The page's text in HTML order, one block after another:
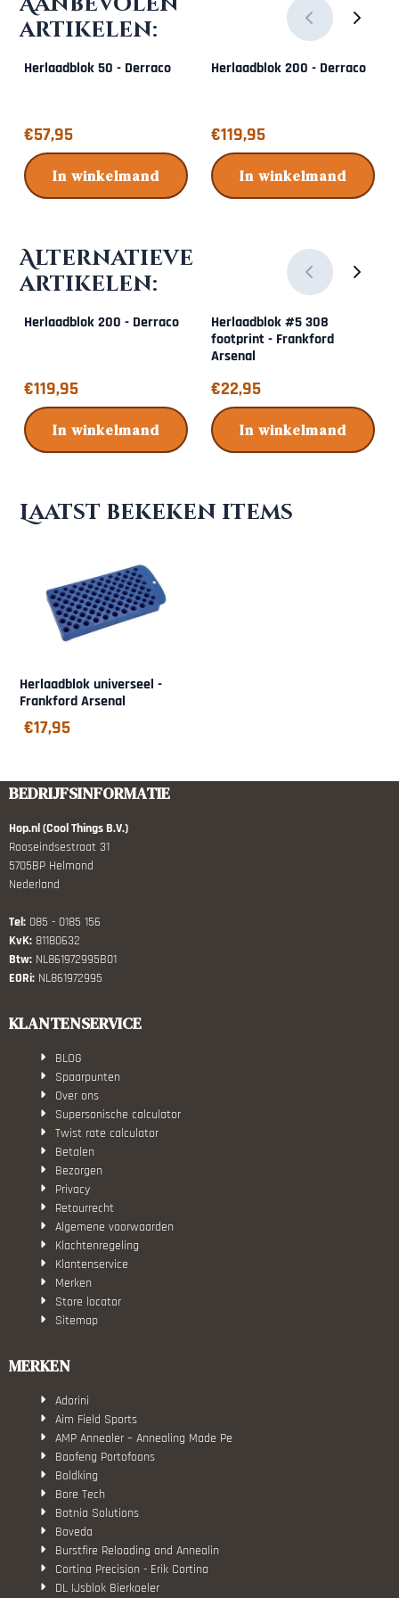
artikelen:
Herlaadblok 50 - Derraco
Prijs: 57,95
€57,95
In winkelmand
Herlaadblok 200 - Derraco
Prijs: 119,95
€119,95
In winkelmand
Alternatieve
artikelen:
Herlaadblok 200 - Derraco
Prijs: 119,95
€119,95
In winkelmand
Herlaadblok #5 308
footprint - Frankford
Arsenal
Prijs: 22,95
€22,95
In winkelmand
Laatst bekeken items
Herlaadblok universeel -
Frankford Arsenal
€17,95
BEDRIJFSINFORMATIE
Hop.nl (Cool Things B.V.)
Rooseindsestraat 31
5705BP Helmond
Nederland
Tel: 085 - 0185 156
KvK: 81180632
Btw: NL861972995B01
EORi: NL861972995
KLANTENSERVICE
BLOG
Spaarpunten
Over ons
Supersonische calculator
Twist rate calculator
Betalen
Bezorgen
Privacy
Retourrecht
Algemene voorwaarden
Klachtenregeling
Klantenservice
Merken
Store locator
Sitemap
MERKEN
Adorini
Aim Field Sports
AMP Annealer – Annealing Made Pe
Baofeng Portofoons
Boldking
Bore Tech
Botnia Solutions
Boveda
Burstfire Reloading and Annealin
Cortina Precision - Erik Cortina
DL IJsblok Bierkoeler